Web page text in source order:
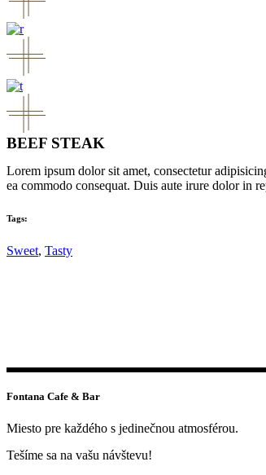
BEEF STEAK
Lorem ipsum dolor sit amet, consectetur
ea commodo consequat. Duis aute irure dolor in
Tags:
Sweet, Tasty
Fontana Cafe & Bar
Miesto pre každého s jedinečnou atmosférou.
Tešíme sa na vašu návštevu!